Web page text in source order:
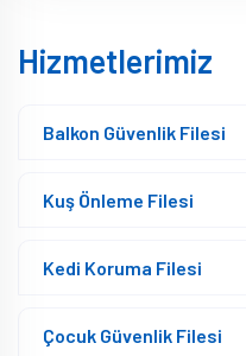
Hizmetlerimiz
Balkon Güvenlik Filesi
Kuş Önleme Filesi
Kedi Koruma Filesi
Çocuk Güvenlik Filesi